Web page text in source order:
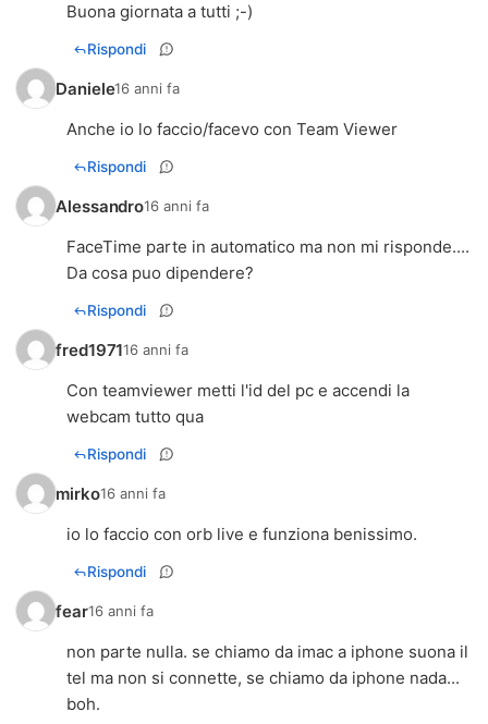
Buona giornata a tutti ;-)
Rispondi
Daniele16 anni fa
Anche io lo faccio/facevo con Team Viewer
Rispondi
Alessandro16 anni fa
FaceTime parte in automatico ma non mi risponde....
Da cosa puo dipendere?
Rispondi
fred197116 anni fa
Con teamviewer metti l'id del pc e accendi la
webcam tutto qua
Rispondi
mirko16 anni fa
io lo faccio con orb live e funziona benissimo.
Rispondi
fear16 anni fa
non parte nulla. se chiamo da imac a iphone suona il
tel ma non si connette, se chiamo da iphone nada...
boh.